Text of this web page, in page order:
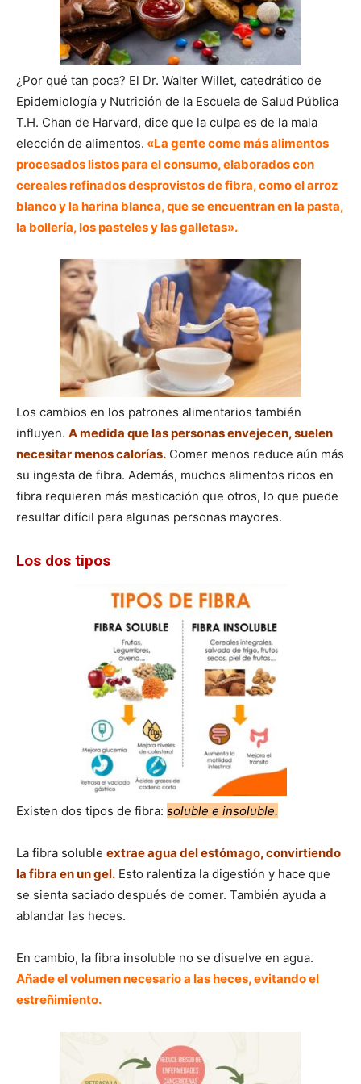
¿Por qué tan poca? El Dr. Walter Willet, catedrático de
Epidemiología y Nutrición de la Escuela de Salud Pública
T.H. Chan de Harvard, dice que la culpa es de la mala
elección de alimentos. «La gente come más alimentos
procesados listos para el consumo, elaborados con
cereales refinados desprovistos de fibra, como el arroz
blanco y la harina blanca, que se encuentran en la pasta,
la bollería, los pasteles y las galletas».
Los cambios en los patrones alimentarios también
influyen. A medida que las personas envejecen, suelen
necesitar menos calorías. Comer menos reduce aún más
su ingesta de fibra. Además, muchos alimentos ricos en
fibra requieren más masticación que otros, lo que puede
resultar difícil para algunas personas mayores.
Los dos tipos
Existen dos tipos de fibra: soluble e insoluble.
La fibra soluble extrae agua del estómago, convirtiendo
la fibra en un gel. Esto ralentiza la digestión y hace que
se sienta saciado después de comer. También ayuda a
ablandar las heces.
En cambio, la fibra insoluble no se disuelve en agua.
Añade el volumen necesario a las heces, evitando el
estreñimiento.